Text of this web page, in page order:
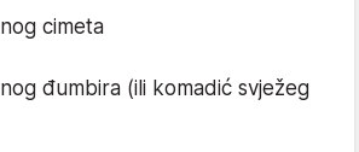
cimeta
đumbira (ili komadić svježeg